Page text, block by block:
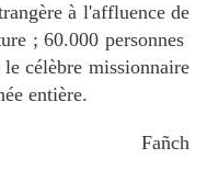
à l'affluence de
; 60.000 personnes
célèbre missionnaire
entière.
Fañch